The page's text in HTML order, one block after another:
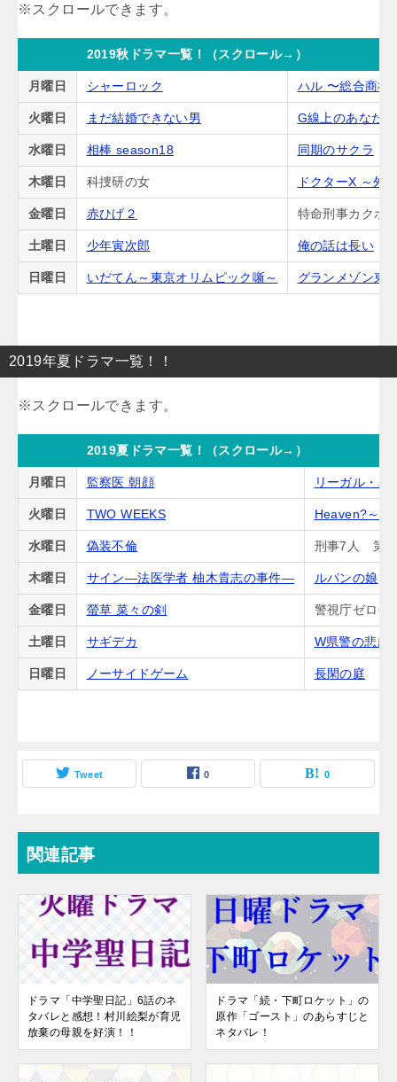
2019秋ドラマ一覧！（スクロール→）
月曜日 シャーロック ハル 〜総合商社
火曜日 まだ結婚できない男 G線上のあなた
水曜日 相棒 season18 同期のサクラ
木曜日 科捜研の女 ドクターX ～外
金曜日 赤ひげ２ 特命刑事カクホ
土曜日 少年寅次郎 俺の話は長い
日曜日 いだてん～東京オリムピック噺～ グランメゾン東
2019年夏ドラマ一覧！！
2019夏ドラマ一覧！（スクロール→）
月曜日 監察医 朝顔 リーガル・ハ
火曜日 TWO WEEKS Heaven?～ご
水曜日 偽装不倫 刑事7人 第5
木曜日 サイン―法医学者 柚木貴志の事件― ルパンの娘
金曜日 螢草 菜々の剣 警視庁ゼロ係
土曜日 サギデカ W県警の悲劇
日曜日 ノーサイドゲーム 長閑の庭
Tweet 0 0
関連記事
ドラマ「中学聖日記」6話のネ
タバレと感想！村川絵梨が育児
放棄の母親を好演！！
ドラマ「続・下町ロケット」の
原作「ゴースト」のあらすじと
ネタバレ！